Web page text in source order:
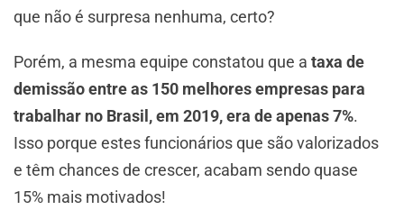
que não é surpresa nenhuma, certo?
Porém, a mesma equipe constatou que a taxa de
demissão entre as 150 melhores empresas para
trabalhar no Brasil, em 2019, era de apenas 7%.
Isso porque estes funcionários que são valorizados
e têm chances de crescer, acabam sendo quase
15% mais motivados!